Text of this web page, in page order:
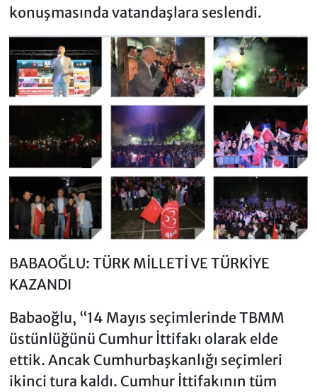
konuşmasında vatandaşlara seslendi.
BABAOĞLU: TÜRK MİLLETİ VE TÜRKİYE
KAZANDI
Babaoğlu, “14 Mayıs seçimlerinde TBMM
üstünlüğünü Cumhur İttifakı olarak elde
ettik. Ancak Cumhurbaşkanlığı seçimleri
ikinci tura kaldı. Cumhur İttifakının tüm